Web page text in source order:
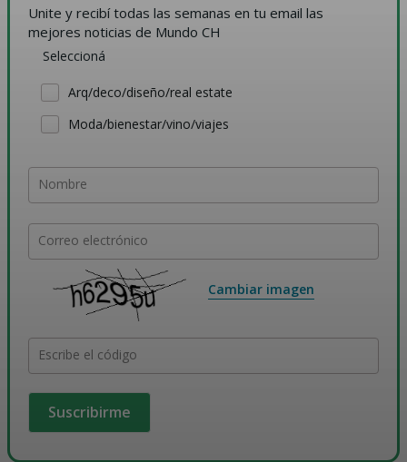
Unite y recibí todas las semanas en tu email las
mejores noticias de Mundo CH
Seleccioná
Arq/deco/diseño/real estate
Moda/bienestar/vino/viajes
Nombre
Correo electrónico
Cambiar imagen
Escribe el código